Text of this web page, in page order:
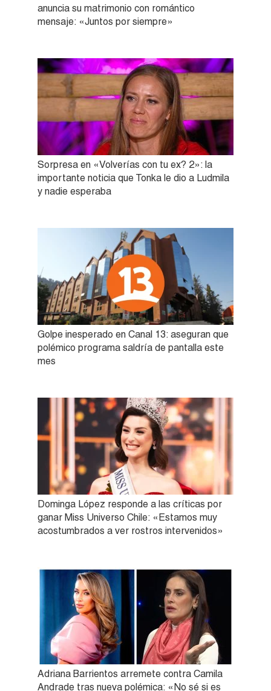
anuncia su matrimonio con romántico
mensaje: «Juntos por siempre»
Sorpresa en «Volverías con tu ex? 2»: la
importante noticia que Tonka le dio a Ludmila
y nadie esperaba
Golpe inesperado en Canal 13: aseguran que
polémico programa saldría de pantalla este
mes
Dominga López responde a las críticas por
ganar Miss Universo Chile: «Estamos muy
acostumbrados a ver rostros intervenidos»
Adriana Barrientos arremete contra Camila
Andrade tras nueva polémica: «No sé si es